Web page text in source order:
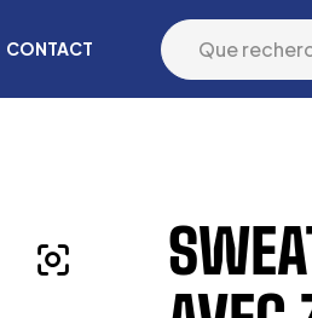
CONTACT